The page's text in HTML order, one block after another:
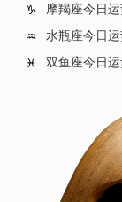
♑
摩羯座今日
♒
水瓶座今日
♓
双鱼座今日